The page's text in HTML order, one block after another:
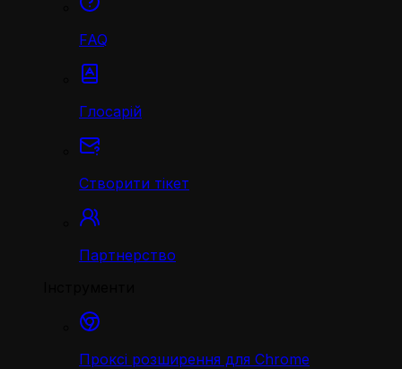
FAQ
Глосарій
Створити тікет
Партнерство
Проксі розширення для Chrome